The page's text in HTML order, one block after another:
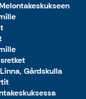
Gårdskulla